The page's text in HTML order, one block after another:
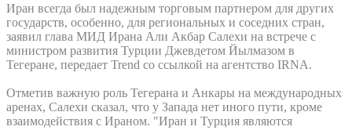
Иран всегда был надежным торговым партнером для других
государств, особенно, для региональных и соседних стран,
заявил глава МИД Ирана Али Акбар Салехи на встрече с
министром развития Турции Джевдетом Йылмазом в
Тегеране, передает Trend со ссылкой на агентство IRNA.
Отметив важную роль Тегерана и Анкары на международных
аренах, Салехи сказал, что у Запада нет иного пути, кроме
взаимодействия с Ираном. "Иран и Турция являются